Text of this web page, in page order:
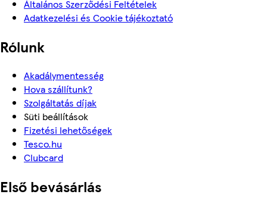
Általános Szerződési Feltételek
Adatkezelési és Cookie tájékoztató
Rólunk
Akadálymentesség
Hova szállítunk?
Szolgáltatás díjak
Süti beállítások
Fizetési lehetőségek
Tesco.hu
Clubcard
Első bevásárlás